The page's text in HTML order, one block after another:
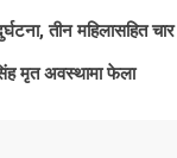
तीन महिलासहित
मृत अवस्थामा फेला